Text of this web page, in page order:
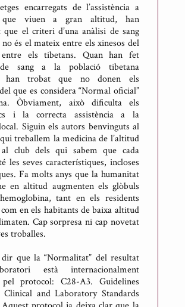
encarregats de l’assistència a
que viuen a gran altitud, han
que el criteri d’una anàlisi de sang
no és el mateix entre els xinesos del
els tibetans. Quan han fet
sang a la població tibetana
han trobat que no donen els
que es considera “Normal oficial”
Òbviament, això dificulta els
i la correcta assistència a la
Siguin els autors benvinguts al
treballem la medicina de l’altitud
club dels qui sabem que cada
les seves característiques, incloses
Fa molts anys que la humanitat
en altitud augmenten els glòbuls
tant en els residents
en els habitants de baixa altitud
Cap sorpresa ni cap novetat
troballes.
que la “Normalitat” del resultat
està internacionalment
pel protocol: C28-A3. Guidelines
and Laboratory Standards